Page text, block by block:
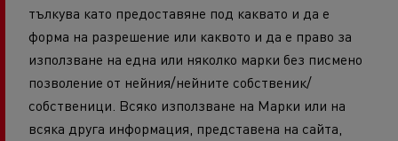
тълкува като предоставяне под каквато и да е
форма на разрешение или каквото и да е право за
използване на една или няколко марки без писмено
позволение от нейния/нейните собственик/
собственици. Всяко използване на Марки или на
всяка друга информация, представена на сайта,